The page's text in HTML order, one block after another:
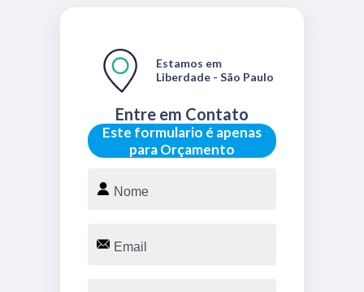
Este formulario é apenas
para Orçamento
Entre em Contato
Estamos em
Liberdade - São Paulo